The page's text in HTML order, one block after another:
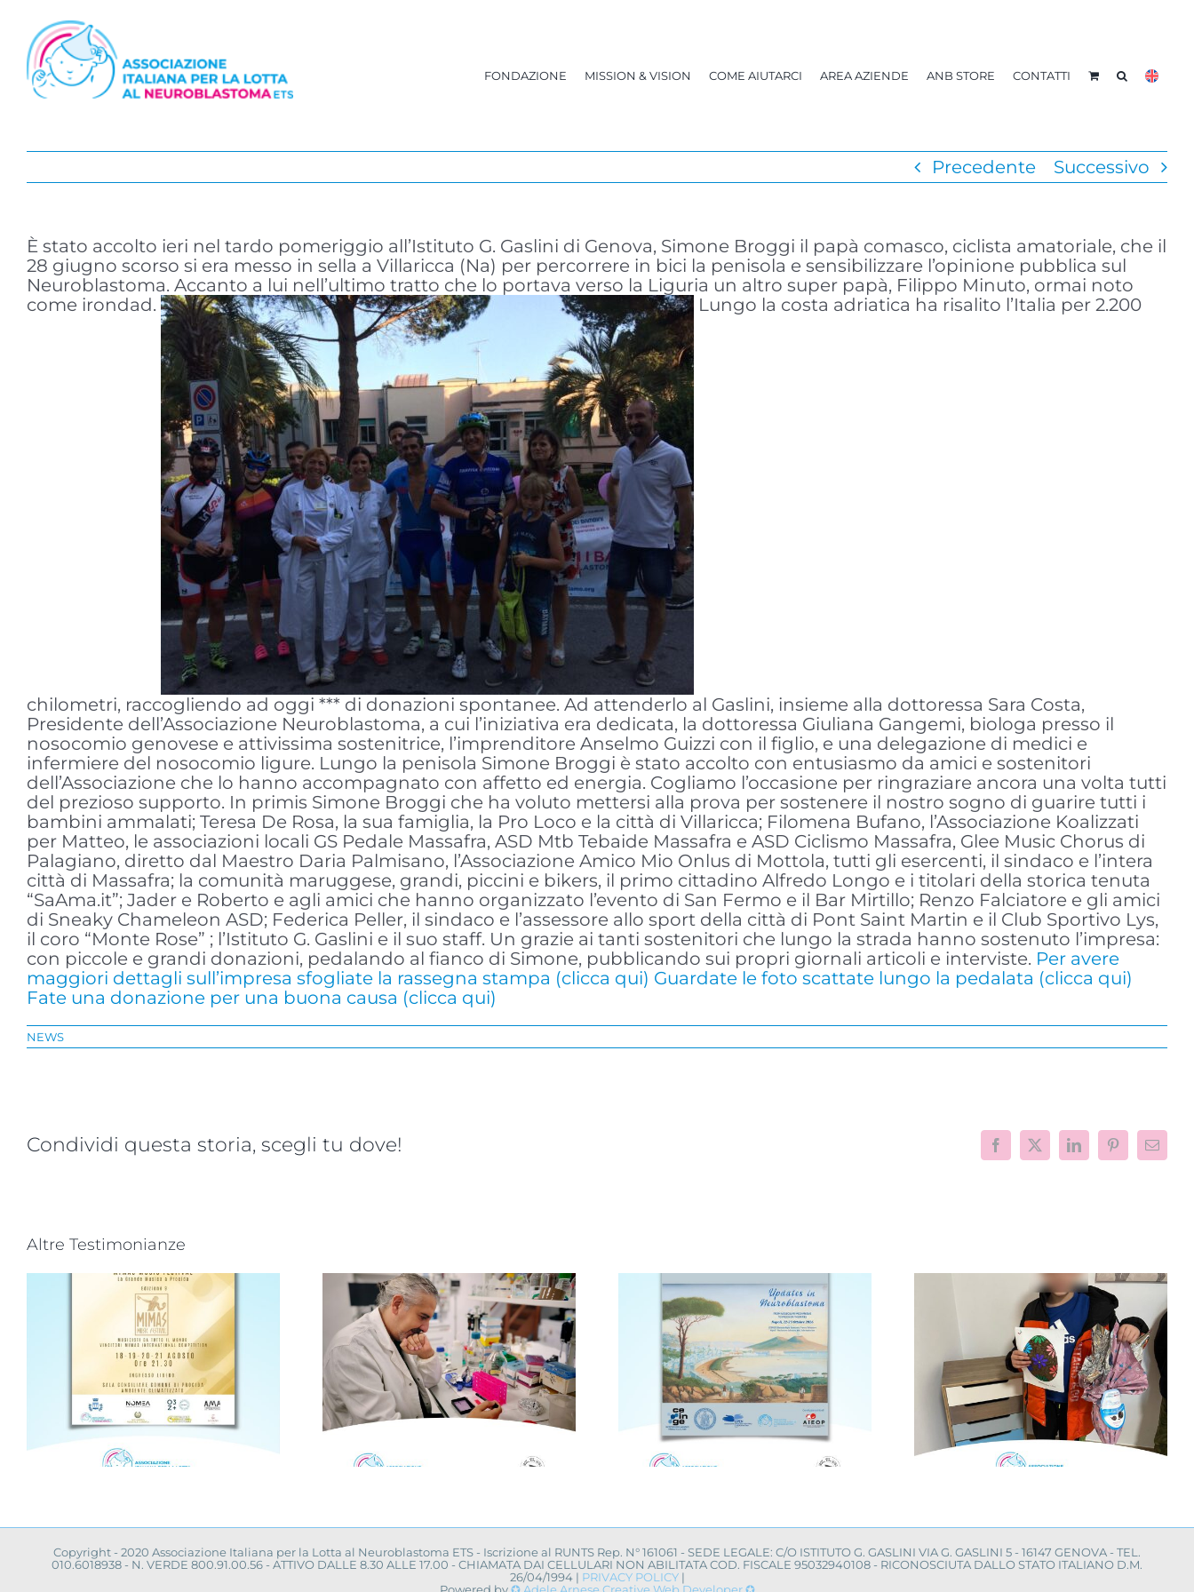
contenuto
FONDAZIONE MISSION & VISION COME AIUTARCI AREA AZIENDE ANB STORE CONTATTI
Precedente Successivo
È stato accolto ieri nel tardo pomeriggio all’Istituto G. Gaslini di Genova, Simone Broggi il papà comasco, ciclista amatoriale, che il
28 giugno scorso si era messo in sella a Villaricca (Na) per percorrere in bici la penisola e sensibilizzare l’opinione pubblica sul
Neuroblastoma. Accanto a lui nell’ultimo tratto che lo portava verso la Liguria un altro super papà, Filippo Minuto, ormai noto
come irondad.
Lungo la costa adriatica ha risalito l’Italia per 2.200
chilometri, raccogliendo ad oggi *** di donazioni spontanee. Ad attenderlo al Gaslini, insieme alla dottoressa Sara Costa,
Presidente dell’Associazione Neuroblastoma, a cui l’iniziativa era dedicata, la dottoressa Giuliana Gangemi, biologa presso il
nosocomio genovese e attivissima sostenitrice, l’imprenditore Anselmo Guizzi con il figlio, e una delegazione di medici e
infermiere del nosocomio ligure. Lungo la penisola Simone Broggi è stato accolto con entusiasmo da amici e sostenitori
dell’Associazione che lo hanno accompagnato con affetto ed energia. Cogliamo l’occasione per ringraziare ancora una volta tutti
del prezioso supporto. In primis Simone Broggi che ha voluto mettersi alla prova per sostenere il nostro sogno di guarire tutti i
bambini ammalati; Teresa De Rosa, la sua famiglia, la Pro Loco e la città di Villaricca; Filomena Bufano, l’Associazione Koalizzati
per Matteo, le associazioni locali GS Pedale Massafra, ASD Mtb Tebaide Massafra e ASD Ciclismo Massafra, Glee Music Chorus di
Palagiano, diretto dal Maestro Daria Palmisano, l’Associazione Amico Mio Onlus di Mottola, tutti gli esercenti, il sindaco e l’intera
città di Massafra; la comunità maruggese, grandi, piccini e bikers, il primo cittadino Alfredo Longo e i titolari della storica tenuta
“SaAma.it”; Jader e Roberto e agli amici che hanno organizzato l’evento di San Fermo e il Bar Mirtillo; Renzo Falciatore e gli amici
di Sneaky Chameleon ASD; Federica Peller, il sindaco e l’assessore allo sport della città di Pont Saint Martin e il Club Sportivo Lys,
il coro “Monte Rose” ; l’Istituto G. Gaslini e il suo staff. Un grazie ai tanti sostenitori che lungo la strada hanno sostenuto l’impresa:
con piccole e grandi donazioni, pedalando al fianco di Simone, pubblicando sui propri giornali articoli e interviste. Per avere
maggiori dettagli sull’impresa sfogliate la rassegna stampa (clicca qui) Guardate le foto scattate lungo la pedalata (clicca qui)
Fate una donazione per una buona causa (clicca qui)
NEWS
Condividi questa storia, scegli tu dove! Facebook
X LinkedInPinterestEmail
Altre Testimonianze
Progetto “VAMOLAA,
in campo anche
l’Università La
Sapienza di Roma
Novità dalla ricerca
scientifica: convegno
a Napoli
Avellino, infanzia al
centro con la
campagna “Cerco un
uovo amico”
Il Mimas Music
Festival per la ricerca
sul neuroblastoma
Copyright - 2020 Associazione Italiana per la Lotta al Neuroblastoma ETS - Iscrizione al RUNTS Rep. N° 161061 - SEDE LEGALE: C/O ISTITUTO G. GASLINI VIA G. GASLINI 5 - 16147 GENOVA - TEL.
010.6018938 - N. VERDE 800.91.00.56 - ATTIVO DALLE 8.30 ALLE 17.00 - CHIAMATA DAI CELLULARI NON ABILITATA COD. FISCALE 95032940108 - RICONOSCIUTA DALLO STATO ITALIANO D.M.
26/04/1994 | PRIVACY POLICY|